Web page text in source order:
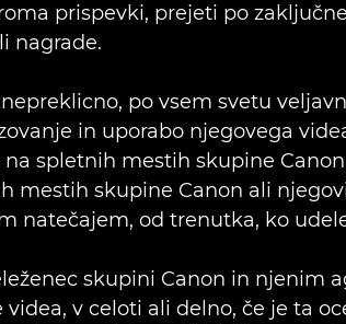
prispevki, prejeti po
nagrade.
po vsem svetu
in uporabo njegovega
spletnih mestih skupine
mestih skupine Canon ali
natečajem, od trenutka, ko
skupini Canon in njenim
v celoti ali delno, če je ta